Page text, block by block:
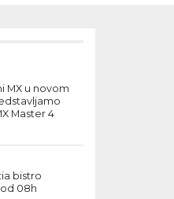
MX u novom
Master 4
bistro
08h